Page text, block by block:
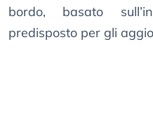
bordo, basato
predisposto per gli